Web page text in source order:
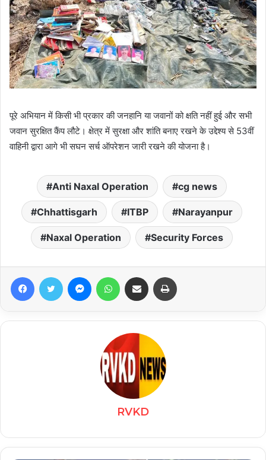
पूरे अभियान में किसी भी प्रकार की जनहानि या जवानों को क्षति नहीं हुई और सभी
जवान सुरक्षित कैंप लौटे। क्षेत्र में सुरक्षा और शांति बनाए रखने के उद्देश्य से 53वीं
वाहिनी द्वारा आगे भी सघन सर्च ऑपरेशन जारी रखने की योजना है।
Anti Naxal Operation cg news
Chhattisgarh ITBP Narayanpur
Naxal Operation Security Forces
FacebookTwitter MessengerWhatsAppShare via Email
RVKD